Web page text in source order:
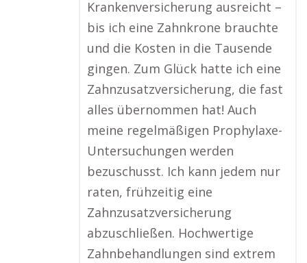
Krankenversicherung ausreicht –
bis ich eine Zahnkrone brauchte
und die Kosten in die Tausende
gingen. Zum Glück hatte ich eine
Zahnzusatzversicherung, die fast
alles übernommen hat! Auch
meine regelmäßigen Prophylaxe-
Untersuchungen werden
bezuschusst. Ich kann jedem nur
raten, frühzeitig eine
Zahnzusatzversicherung
abzuschließen. Hochwertige
Zahnbehandlungen sind extrem